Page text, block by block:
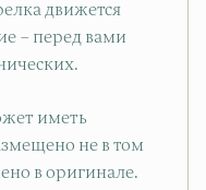
движется
– перед вами
иметь
не в том
в оригинале.